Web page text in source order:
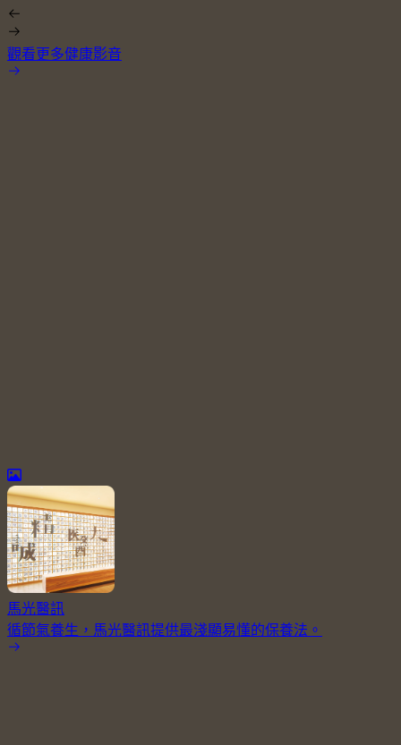
觀看更多健康影音
馬光醫訊
循節氣養生，馬光醫訊提供最淺顯易懂的保養法。